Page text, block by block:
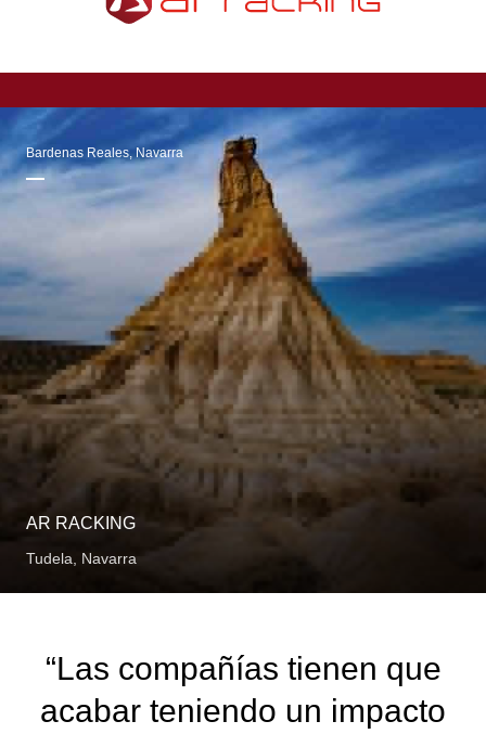
Bardenas Reales, Navarra
AR RACKING
Tudela, Navarra
“Las compañías tienen que
acabar teniendo un impacto